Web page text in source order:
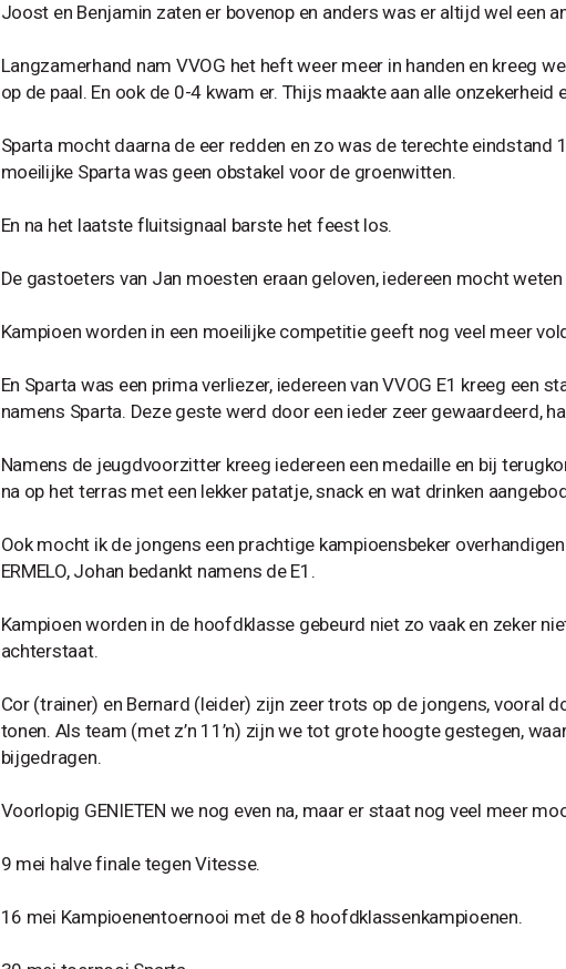
Joost en Benjamin zaten er bovenop en anders was er altijd wel een
Langzamerhand nam VVOG het heft weer meer in handen en kreeg
op de paal. En ook de 0-4 kwam er. Thijs maakte aan alle
Sparta mocht daarna de eer redden en zo was de terechte eindstand
moeilijke Sparta was geen obstakel voor de groenwitten.
En na het laatste fluitsignaal barste het feest los.
De gastoeters van Jan moesten eraan geloven, iedereen mocht
Kampioen worden in een moeilijke competitie geeft nog veel meer
En Sparta was een prima verliezer, iedereen van VVOG E1 kreeg een
namens Sparta. Deze geste werd door een ieder zeer gewaardeerd,
Namens de jeugdvoorzitter kreeg iedereen een medaille en bij
na op het terras met een lekker patatje, snack en wat drinken
Ook mocht ik de jongens een prachtige kampioensbeker
ERMELO, Johan bedankt namens de E1.
Kampioen worden in de hoofdklasse gebeurd niet zo vaak en zeker
achterstaat.
Cor (trainer) en Bernard (leider) zijn zeer trots op de jongens, vooral
tonen. Als team (met z’n 11’n) zijn we tot grote hoogte gestegen,
bijgedragen.
Voorlopig GENIETEN we nog even na, maar er staat nog veel meer
9 mei halve finale tegen Vitesse.
16 mei Kampioenentoernooi met de 8 hoofdklassenkampioenen.